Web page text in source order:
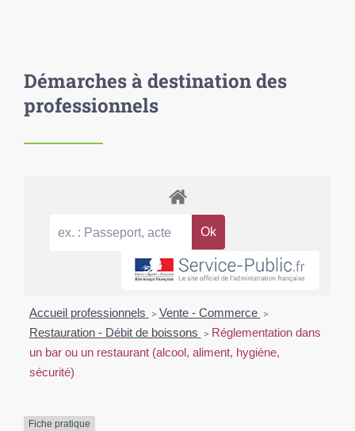
Démarches à destination des
professionnels
Accueil professionnels > Vente - Commerce >
Restauration - Débit de boissons > Réglementation dans
un bar ou un restaurant (alcool, aliment, hygiène,
sécurité)
Fiche pratique